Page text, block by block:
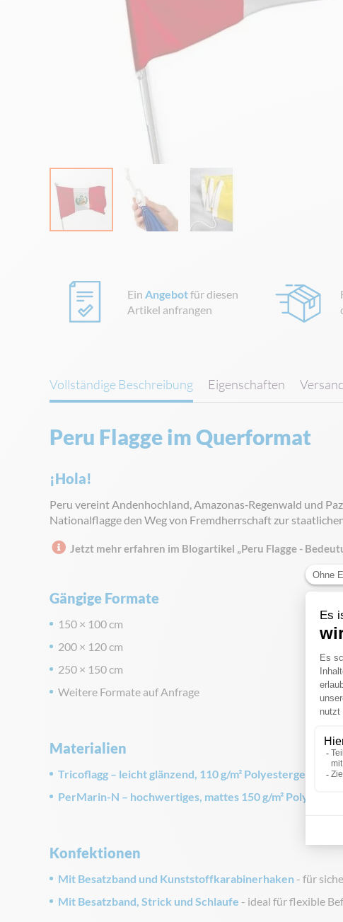
Bildgalerie
springen
Ein Angebotfür diesen
Artikel anfrangen
Vollständige Beschreibung
Peru Flagge im Querformat
¡Hola!
Peru vereint Andenhochland, Amazonas‑Regenwald und
Nationalflagge den Weg von Fremdherrschaft zur
Jetzt mehr erfahren im Blogartikel „Peru Flagge -
Gängige Formate
150 × 100 cm
200 × 120 cm
250 × 150 cm
Weitere Formate auf Anfrage
Materialien
Tricoflagg – leicht glänzend, 110 g/m² Polyestergewirke-
PerMarin-N – hochwertiges, mattes 150 g/m²
Konfektionen
Mit Besatzband und Kunststoffkarabinerhaken - für
Mit Besatzband, Strick und Schlaufe - ideal für flexible
Eigenschaften